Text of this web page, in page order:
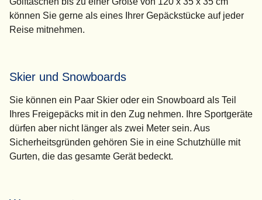
können Sie gerne als eines Ihrer Gepäckstücke auf jeder
Reise mitnehmen.
Skier und Snowboards
Sie können ein Paar Skier oder ein Snowboard als Teil
Ihres Freigepäcks mit in den Zug nehmen. Ihre Sportgeräte
dürfen aber nicht länger als zwei Meter sein. Aus
Sicherheitsgründen gehören Sie in eine Schutzhülle mit
Gurten, die das gesamte Gerät bedeckt.